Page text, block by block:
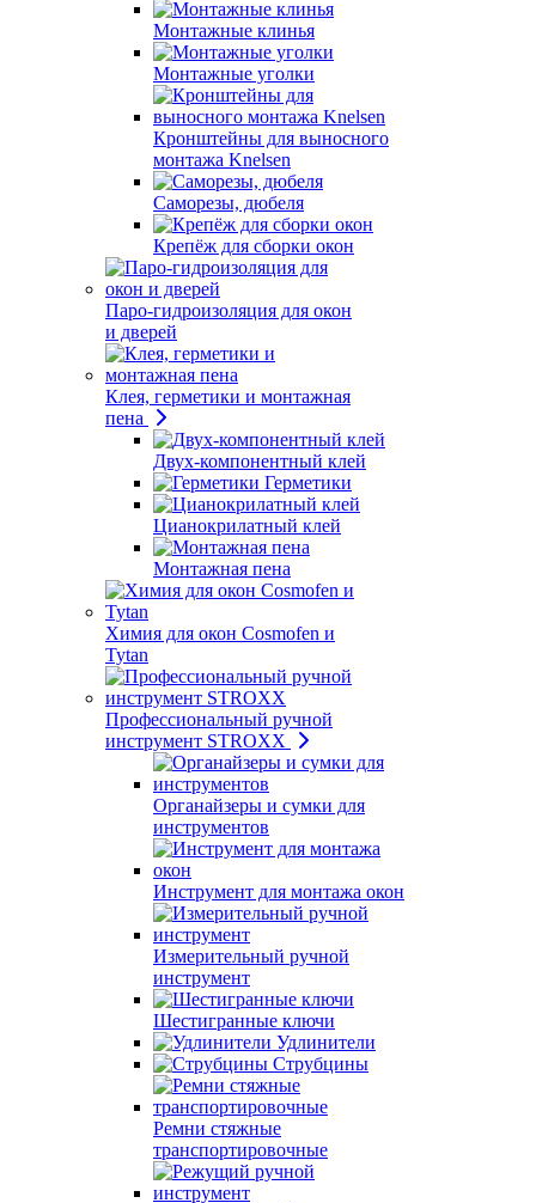
Монтажные клинья
Монтажные уголки
Кронштейны для выносного
монтажа Knelsen
Саморезы, дюбеля
Крепёж для сборки окон
Паро-гидроизоляция для окон
и дверей
Клея, герметики и монтажная
пена
Двух-компонентный клей
Герметики
Цианокрилатный клей
Монтажная пена
Химия для окон Cosmofen и
Tytan
Профессиональный ручной
инструмент STROXX
Органайзеры и сумки для
инструментов
Инструмент для монтажа окон
Измерительный ручной
инструмент
Шестигранные ключи
Удлинители
Струбцины
Ремни стяжные
транспортировочные